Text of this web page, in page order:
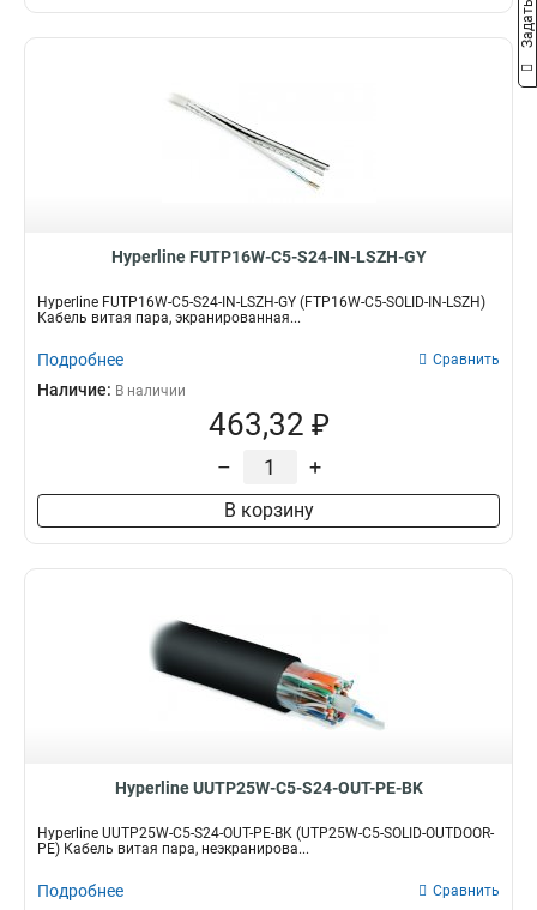
Hyperline FUTP16W-C5-S24-IN-LSZH-GY
Hyperline FUTP16W-C5-S24-IN-LSZH-GY (FTP16W-C5-SOLID-IN-LSZH)
Кабель витая пара, экранированная...
Подробнее Сравнить
Наличие: В наличии
463,32 ₽
– +
В корзину
Hyperline UUTP25W-C5-S24-OUT-PE-BK
Hyperline UUTP25W-C5-S24-OUT-PE-BK (UTP25W-C5-SOLID-OUTDOOR-
PE) Кабель витая пара, неэкранирова...
Подробнее Сравнить